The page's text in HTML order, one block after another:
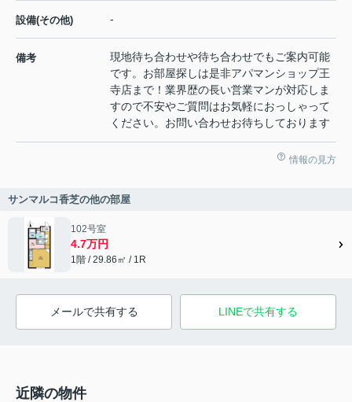
設備(その他) -
備考
現地待ち合わせや待ち合わせでもご案内可能
です。お部屋探しは是非アパマンショップ王
寺店まで！業界歴の長い営業マンが対応しま
すので不安やご質問はお気軽におっしゃって
ください。お問い合わせお待ちしております
情報の見方
サンマルコ香芝の他の部屋
102号室
4.7万円
1階 / 29.86㎡ / 1R
メールで共有する LINEで共有する
近隣の物件